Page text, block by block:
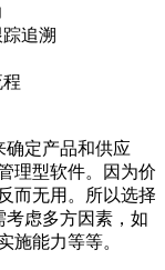
追溯
定产品和供应
理型软件。因为价
而无用。所以选择
考虑多方因素，如
施能力等等。